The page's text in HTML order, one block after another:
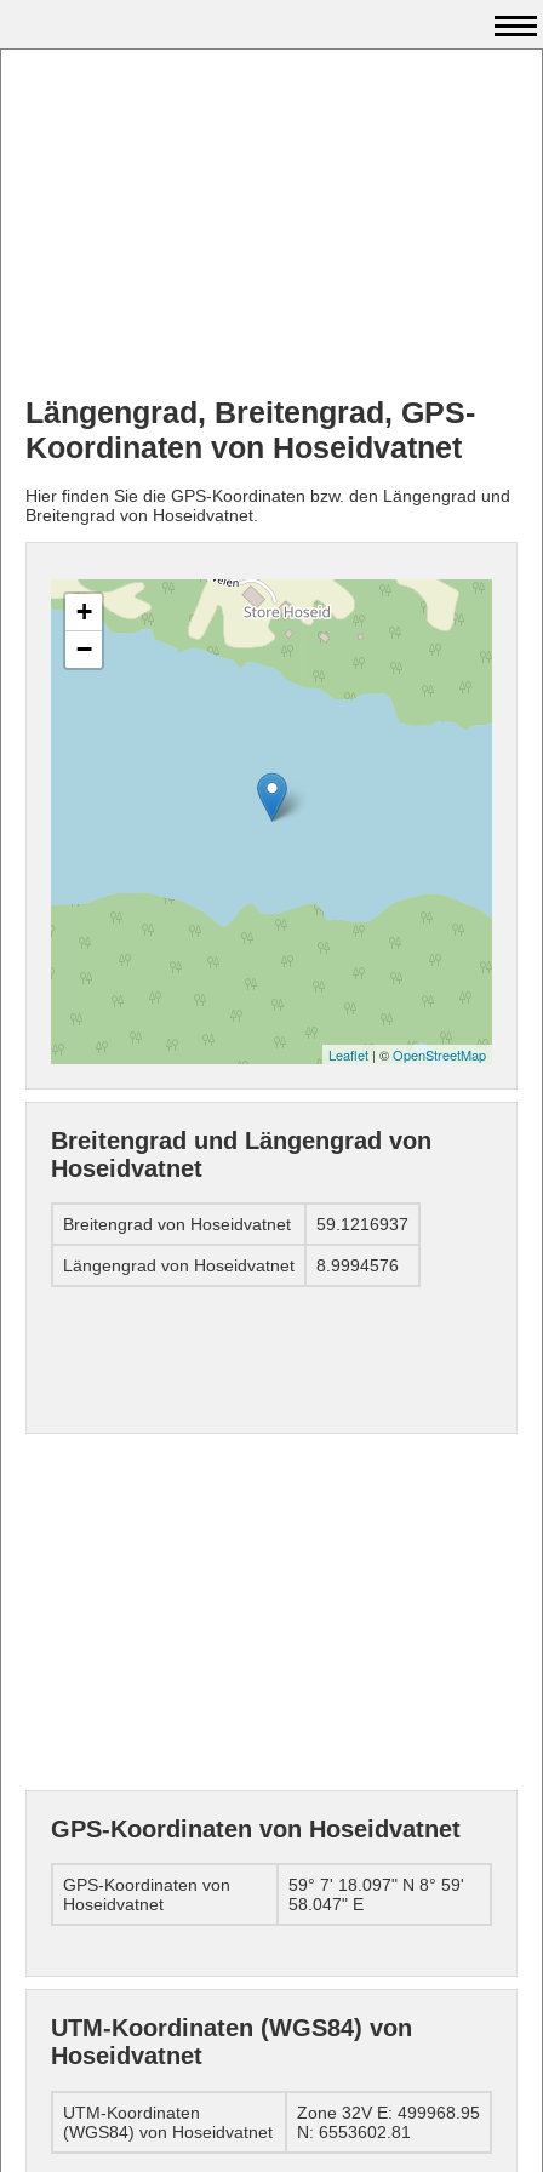
Längengrad, Breitengrad, GPS-
Koordinaten von Hoseidvatnet
Hier finden Sie die GPS-Koordinaten bzw. den Längengrad und
Breitengrad von Hoseidvatnet.
+
−
Leaflet | ©OpenStreetMap
Breitengrad und Längengrad von
Hoseidvatnet
Breitengrad von Hoseidvatnet 59.1216937
Längengrad von Hoseidvatnet 8.9994576
GPS-Koordinaten von Hoseidvatnet
GPS-Koordinaten von
Hoseidvatnet
59° 7' 18.097" N 8° 59'
58.047" E
UTM-Koordinaten (WGS84) von
Hoseidvatnet
UTM-Koordinaten
(WGS84) von Hoseidvatnet
Zone 32V E: 499968.95
N: 6553602.81